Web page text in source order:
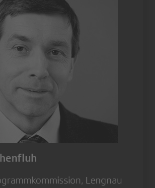
Lengnau